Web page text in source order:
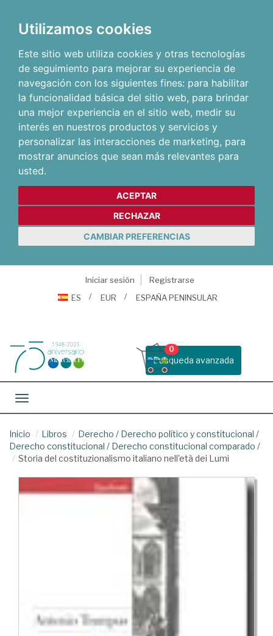
Utilizamos cookies
Este sitio web utiliza cookies y otras tecnologías
de seguimiento para mejorar su experiencia de
navegación con los siguientes fines: para habilitar
la funcionalidad básica del sitio web, para brindar
una mejor experiencia en el sitio web, medir su
interés en nuestros productos y servicios y
personalizar las interacciones de marketing, para
mostrar anuncios que sean más relevantes para
usted.
ACEPTAR
RECHAZAR
CAMBIAR PREFERENCIAS
Iniciar sesión
Registrarse
ES
EUR ESPAÑA PENINSULAR
Busqueda avanzada
0
Toggle navigation
Inicio Libros Derecho / Derecho político y constitucional /
Derecho constitucional / Derecho constitucional comparado /
Storia del costituzionalismo italiano nell'età dei Lumi